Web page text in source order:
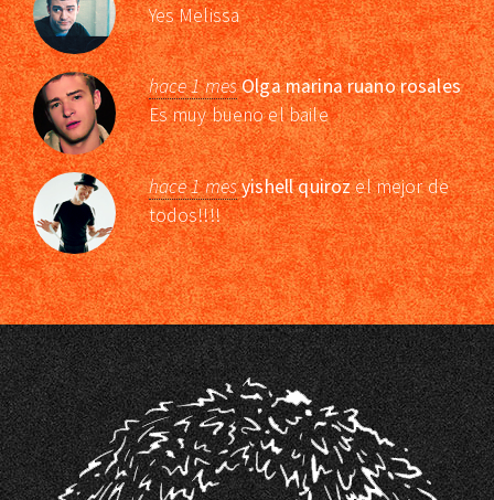
Yes Melissa
hace 1 mesOlga marina ruano rosales
Es muy bueno el baile
hace 1 mesyishell quirozel mejor de
todos!!!!